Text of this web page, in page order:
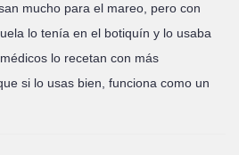
mucho para el mareo, pero con
lo tenía en el botiquín y lo usaba
lo recetan con más
si lo usas bien, funciona como un